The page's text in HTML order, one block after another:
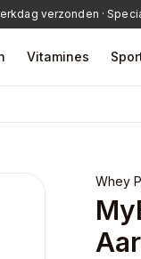
verzonden ·
Vitamines
Whey